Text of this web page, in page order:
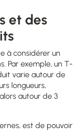
et des
à considérer un
Par exemple, un T-
varie autour de
longueurs,
autour de 3
est de pouvoir